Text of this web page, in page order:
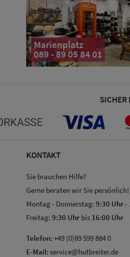
Marienplatz
089 - 89 05 84 01
SICHER
KONTAKT
Sie brauchen Hilfe?
Gerne beraten wir Sie persönlich!
Montag - Donnerstag: 9:30 Uhr-
Freitag: 9:30 Uhr bis 16:00 Uhr
Telefon: +49 (0)89 599 884 0
E-Mail: service@hutbreiter.de